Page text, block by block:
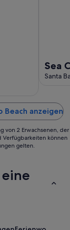
Sea
Santa
Beach anzeigen
von 2 Erwachsenen, der
können
gelten.